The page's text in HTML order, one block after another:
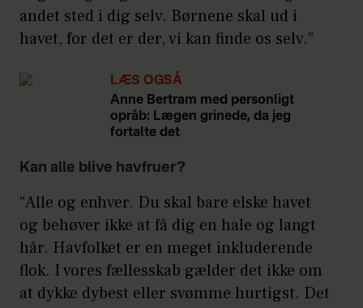
andet sted i dig selv. Børnene skal ud i
havet, for det er der, vi kan finde os selv.”
LÆS OGSÅ
Anne Bertram med personligt
opråb: Lægen grinede, da jeg
fortalte det
Kan alle blive havfruer?
“Alle og enhver. Du skal bare elske havet
og behøver ikke at få dig en hale og langt
hår. Havfolket er en meget inkluderende
flok. I vores fællesskab gælder det ikke om
at dykke dybest eller svømme hurtigst. Det